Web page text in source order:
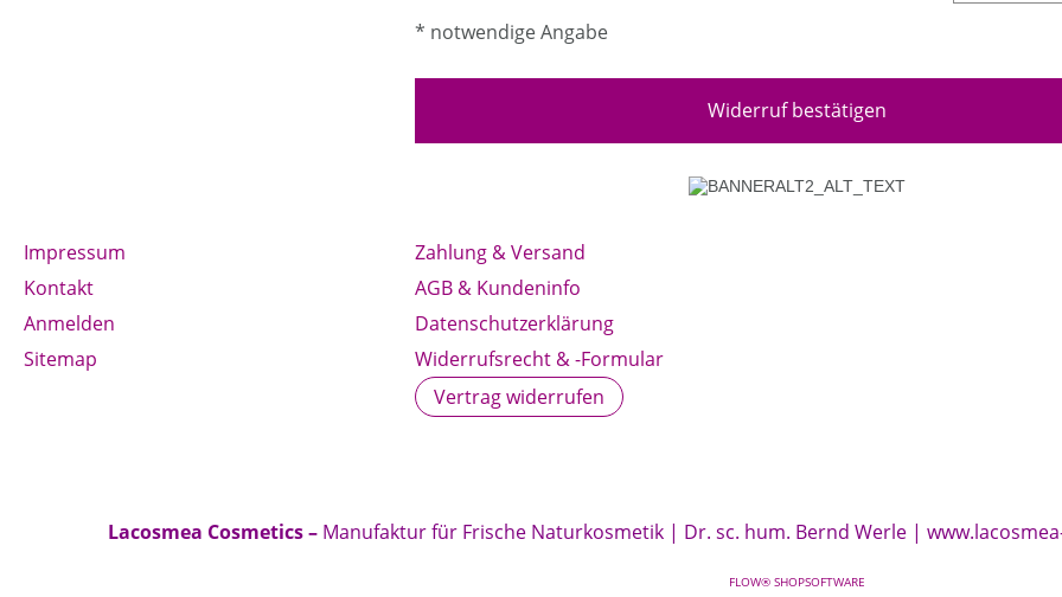
* notwendige Angabe
Widerruf bestätigen
Impressum
Kontakt
Anmelden
Sitemap
Zahlung & Versand
AGB & Kundeninfo
Datenschutzerklärung
Widerrufsrecht & -Formular
Vertrag widerrufen
Lacosmea Cosmetics – Manufaktur für Frische Naturkosmetik | Dr. sc. hum. Bernd Werle |
FLOW® SHOPSOFTWARE